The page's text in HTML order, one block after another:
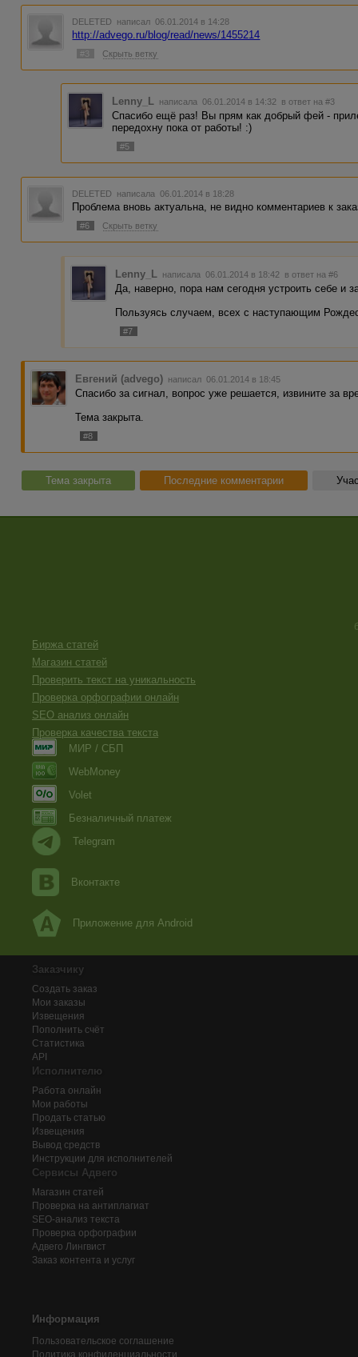
DELETED написал 06.01.2014 в 14:28
http://advego.ru/blog/read/news/1455214
#3 Скрыть ветку
Lenny_L написала 06.01.2014 в 14:32 в ответ на #3
Спасибо ещё раз! Вы прям как добрый фей -
передохну пока от работы! :)
#5
DELETED написала 06.01.2014 в 18:28
Проблема вновь актуальна, не видно комментариев к
#6 Скрыть ветку
Lenny_L написала 06.01.2014 в 18:42 в ответ на #6
Да, наверно, пора нам сегодня устроить себе и
Пользуясь случаем, всех с наступающим
#7
Евгений (advego) написал 06.01.2014 в 18:45
Спасибо за сигнал, вопрос уже решается, извините за
Тема закрыта.
#8
Тема закрыта Последние комментарии
Биржа статей
Магазин статей
Проверить текст на уникальность
Проверка орфографии онлайн
SEO анализ онлайн
Проверка качества текста
МИР / СБП
WebMoney
Volet
Безналичный платеж
Telegram
Вконтакте
Приложение для Android
Заказчику
Создать заказ
Мои заказы
Извещения
Пополнить счёт
Статистика
API
Исполнителю
Работа онлайн
Мои работы
Продать статью
Извещения
Вывод средств
Инструкции для исполнителей
Сервисы Адвего
Магазин статей
Проверка на антиплагиат
SEO-анализ текста
Проверка орфографии
Адвего Лингвист
Заказ контента и услуг
Информация
Пользовательское соглашение
Политика конфиденциальности